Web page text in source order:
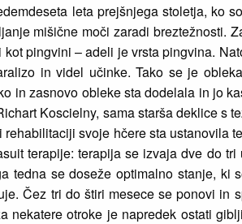
leta prejšnjega stoletja, ko
mišične moči zaradi breztežnosti.
pingvini – adeli je vrsta pingvina.
in videl učinke. Tako se je
in zasnovo obleke sta dodelala in jo
Koscielny, sama starša deklice s
svoje hčere sta ustanovila
terapije: terapija se izvaja dve do
tedna se doseže optimalno stanje, ki
Čez tri do štiri mesece se ponovi in
nekatere otroke je napredek ostati